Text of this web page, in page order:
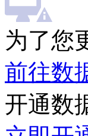
为了您
前往数
开通数